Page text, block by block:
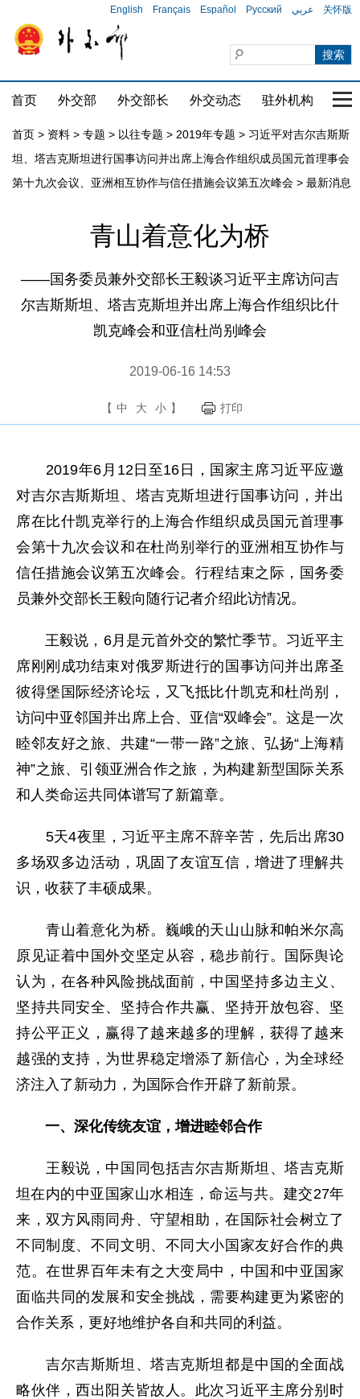
English Français Español Русский عربي 关怀版
首页 外交部 外交部长 外交动态 驻外机构 国
首页 > 资料 > 专题 > 以往专题 > 2019年专题 > 习近平对吉尔吉斯斯
坦、塔吉克斯坦进行国事访问并出席上海合作组织成员国元首理事会
第十九次会议、亚洲相互协作与信任措施会议第五次峰会 > 最新消息
青山着意化为桥
——国务委员兼外交部长王毅谈习近平主席访问吉
尔吉斯斯坦、塔吉克斯坦并出席上海合作组织比什
凯克峰会和亚信杜尚别峰会
2019-06-16 14:53
【 中 大 小 】 打印
2019年6月12日至16日，国家主席习近平应邀
对吉尔吉斯斯坦、塔吉克斯坦进行国事访问，并出
席在比什凯克举行的上海合作组织成员国元首理事
会第十九次会议和在杜尚别举行的亚洲相互协作与
信任措施会议第五次峰会。行程结束之际，国务委
员兼外交部长王毅向随行记者介绍此访情况。
王毅说，6月是元首外交的繁忙季节。习近平主
席刚刚成功结束对俄罗斯进行的国事访问并出席圣
彼得堡国际经济论坛，又飞抵比什凯克和杜尚别，
访问中亚邻国并出席上合、亚信“双峰会”。这是一次
睦邻友好之旅、共建“一带一路”之旅、弘扬“上海精
神”之旅、引领亚洲合作之旅，为构建新型国际关系
和人类命运共同体谱写了新篇章。
5天4夜里，习近平主席不辞辛苦，先后出席30
多场双多边活动，巩固了友谊互信，增进了理解共
识，收获了丰硕成果。
青山着意化为桥。巍峨的天山山脉和帕米尔高
原见证着中国外交坚定从容，稳步前行。国际舆论
认为，在各种风险挑战面前，中国坚持多边主义、
坚持共同安全、坚持合作共赢、坚持开放包容、坚
持公平正义，赢得了越来越多的理解，获得了越来
越强的支持，为世界稳定增添了新信心，为全球经
济注入了新动力，为国际合作开辟了新前景。
一、深化传统友谊，增进睦邻合作
王毅说，中国同包括吉尔吉斯斯坦、塔吉克斯
坦在内的中亚国家山水相连，命运与共。建交27年
来，双方风雨同舟、守望相助，在国际社会树立了
不同制度、不同文明、不同大小国家友好合作的典
范。在世界百年未有之大变局中，中国和中亚国家
面临共同的发展和安全挑战，需要构建更为紧密的
合作关系，更好地维护各自和共同的利益。
吉尔吉斯斯坦、塔吉克斯坦都是中国的全面战
略伙伴，西出阳关皆故人。此次习近平主席分别时